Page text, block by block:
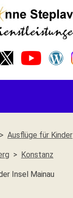
Ausflüge für Kinder
Konstanz
Insel Mainau